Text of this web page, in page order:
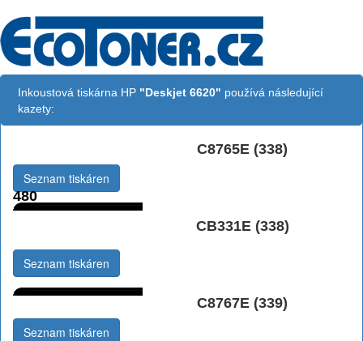
Inkoustová tiskárna HP "Deskjet 6620" používá následující
kazety:
C8765E (338)
480
Seznam tiskáren
CB331E (338)
Seznam tiskáren
C8767E (339)
Seznam tiskáren